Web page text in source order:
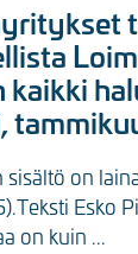
kaikki
sisältö on
Esko
on kuin ...